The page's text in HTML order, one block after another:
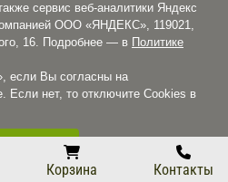
Корзина Контакты
сервис веб-аналитики Яндекс
ООО «ЯНДЕКС», 119021,
16. Подробнее — в Политике
если Вы согласны на
Если нет, то отключите Cookies в